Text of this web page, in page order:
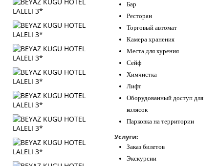
Бар
Ресторан
Торговый автомат
Камера хранения
Места для курения
Сейф
Химчистка
Лифт
Оборудованный доступ для
колясок
Парковка на территории
Услуги:
Заказ билетов
Экскурсии